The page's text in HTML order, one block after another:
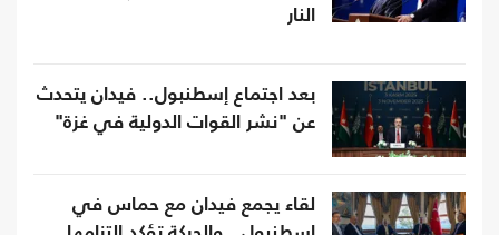
النار
بعد اجتماع إسطنبول.. فيدان يتحدث
عن "نشر القوات الدولية في غزة"
لقاء يجمع فيدان مع حماس في